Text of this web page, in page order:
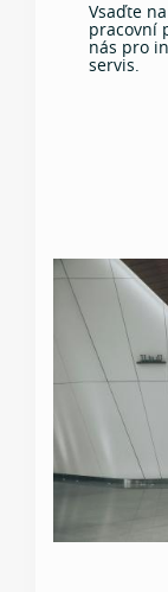
Vsaďte
pracovní
nás pro
servis.